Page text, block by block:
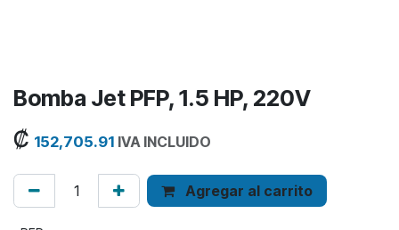
Bomba Jet PFP, 1.5 HP, 220V
₡ 152,705.91 IVA INCLUIDO
Agregar al carrito